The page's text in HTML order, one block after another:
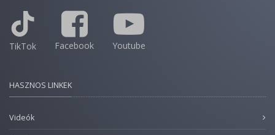
TikTok Facebook Youtube
HASZNOS LINKEK
Videók